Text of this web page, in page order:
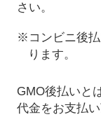
さい。
※コンビニ後払
ります。
GMO後払いと
代金をお支払